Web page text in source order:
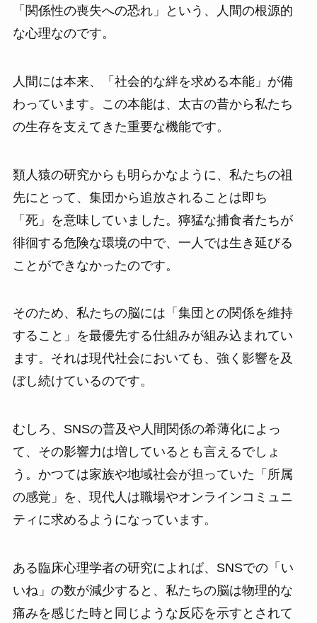
「関係性の喪失への恐れ」という、人間の根源的
な心理なのです。
人間には本来、「社会的な絆を求める本能」が備
わっています。この本能は、太古の昔から私たち
の生存を支えてきた重要な機能です。
類人猿の研究からも明らかなように、私たちの祖
先にとって、集団から追放されることは即ち
「死」を意味していました。獰猛な捕食者たちが
徘徊する危険な環境の中で、一人では生き延びる
ことができなかったのです。
そのため、私たちの脳には「集団との関係を維持
すること」を最優先する仕組みが組み込まれてい
ます。それは現代社会においても、強く影響を及
ぼし続けているのです。
むしろ、SNSの普及や人間関係の希薄化によっ
て、その影響力は増しているとも言えるでしょ
う。かつては家族や地域社会が担っていた「所属
の感覚」を、現代人は職場やオンラインコミュニ
ティに求めるようになっています。
ある臨床心理学者の研究によれば、SNSでの「い
いね」の数が減少すると、私たちの脳は物理的な
痛みを感じた時と同じような反応を示すとされて